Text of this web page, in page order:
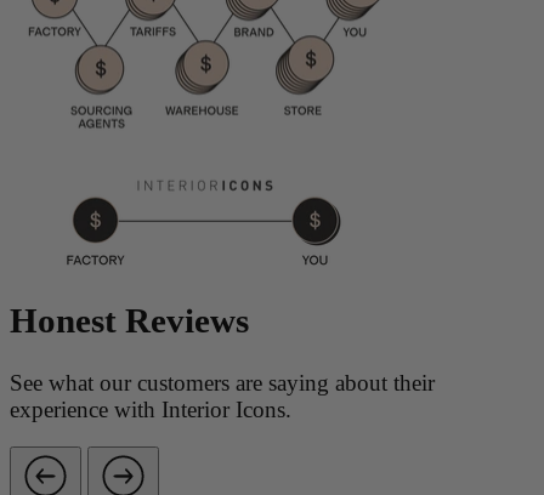
Honest Reviews
See what our customers are saying about their
experience with Interior Icons.